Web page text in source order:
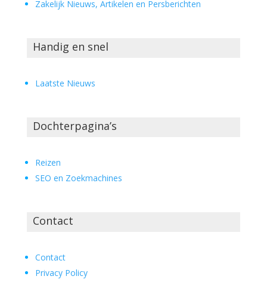
Zakelijk Nieuws, Artikelen en Persberichten
Handig en snel
Laatste Nieuws
Dochterpagina’s
Reizen
SEO en Zoekmachines
Contact
Contact
Privacy Policy